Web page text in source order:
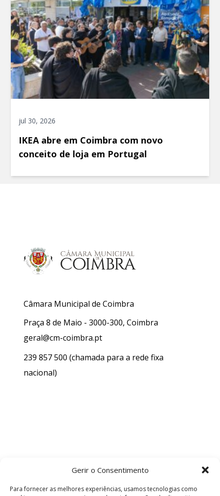
Gerir o Consentimento
Para fornecer as melhores experiências, usamos tecnologias como
jul 30, 2026
IKEA abre em Coimbra com novo
conceito de loja em Portugal
Câmara Municipal de Coimbra
Praça 8 de Maio - 3000-300, Coimbra
geral@cm-coimbra.pt
239 857 500 (chamada para a rede fixa
nacional)